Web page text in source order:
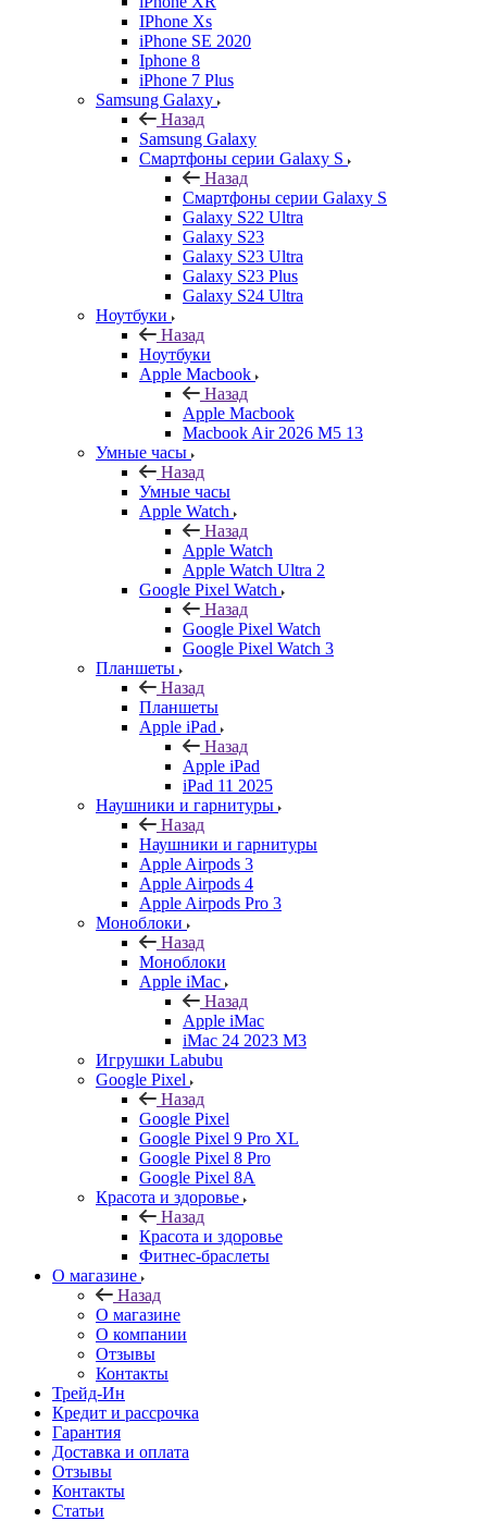
IPhone Xs
iPhone SE 2020
Iphone 8
iPhone 7 Plus
Samsung Galaxy
Назад
Samsung Galaxy
Смартфоны серии Galaxy S
Назад
Смартфоны серии Galaxy S
Galaxy S22 Ultra
Galaxy S23
Galaxy S23 Ultra
Galaxy S23 Plus
Galaxy S24 Ultra
Ноутбуки
Назад
Ноутбуки
Apple Macbook
Назад
Apple Macbook
Macbook Air 2026 M5 13
Умные часы
Назад
Умные часы
Apple Watch
Назад
Apple Watch
Apple Watch Ultra 2
Google Pixel Watch
Назад
Google Pixel Watch
Google Pixel Watch 3
Планшеты
Назад
Планшеты
Apple iPad
Назад
Apple iPad
iPad 11 2025
Наушники и гарнитуры
Назад
Наушники и гарнитуры
Apple Airpods 3
Apple Airpods 4
Apple Airpods Pro 3
Моноблоки
Назад
Моноблоки
Apple iMac
Назад
Apple iMac
iMac 24 2023 M3
Игрушки Labubu
Google Pixel
Назад
Google Pixel
Google Pixel 9 Pro XL
Google Pixel 8 Pro
Google Pixel 8A
Красота и здоровье
Назад
Красота и здоровье
Фитнес-браслеты
О магазине
Назад
О магазине
О компании
Отзывы
Контакты
Трейд-Ин
Кредит и рассрочка
Гарантия
Доставка и оплата
Отзывы
Контакты
Статьи